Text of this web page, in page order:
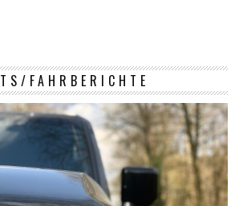
FAHRBERICHTE